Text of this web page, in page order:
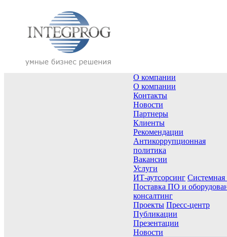
О компании
О компании
Контакты
Новости
Партнеры
Клиенты
Рекомендации
Антикоррупционная
политика
Вакансии
Услуги
ИТ-аутсорсинг Системная
Поставка ПО и
консалтинг
Проекты Пресс-центр
Публикации
Презентации
Новости